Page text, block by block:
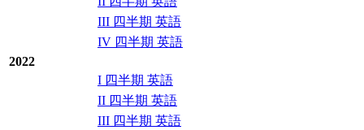
III 四半期 英語
IV 四半期 英語
2022
I 四半期 英語
II 四半期 英語
III 四半期 英語